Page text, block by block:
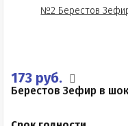
173 руб.
Берестов Зефир в